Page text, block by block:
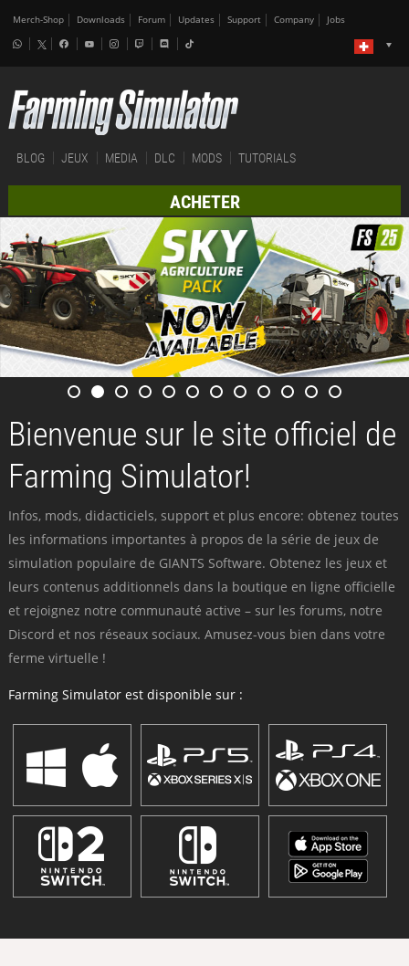
Merch-Shop Downloads Forum Updates Support Company Jobs
BLOG JEUX MEDIA DLC MODS TUTORIALS
ACHETER
Bienvenue sur le site officiel de
Farming Simulator!
Infos, mods, didacticiels, support et plus encore: obtenez toutes
les informations importantes à propos de la série de jeux de
simulation populaire de GIANTS Software. Obtenez les jeux et
leurs contenus additionnels dans la boutique en ligne officielle
et rejoignez notre communauté active – sur les forums, notre
Discord et nos réseaux sociaux. Amusez-vous bien dans votre
ferme virtuelle !
Farming Simulator est disponible sur :